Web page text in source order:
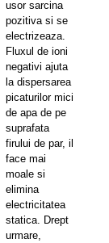
usor sarcina
pozitiva si se
electrizeaza.
Fluxul de ioni
negativi ajuta
la dispersarea
picaturilor mici
de apa de pe
suprafata
firului de par, il
face mai
moale si
elimina
electricitatea
statica. Drept
urmare,